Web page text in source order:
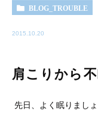
BLOG_TROUBLE
2015.10.20
肩こりから
先日、よく眠りまし